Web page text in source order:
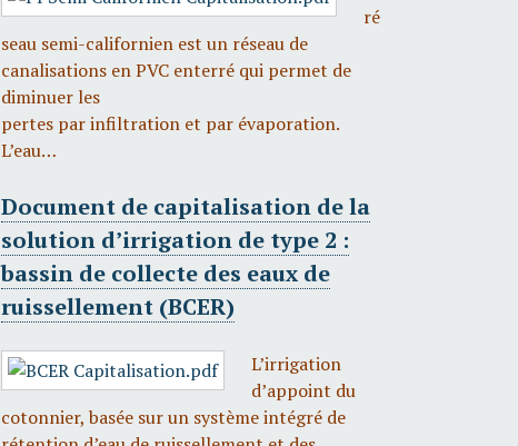
ré
seau semi-californien est un réseau de
canalisations en PVC enterré qui permet de
diminuer les
pertes par infiltration et par évaporation.
L’eau…
Document de capitalisation de la
solution d’irrigation de type 2 :
bassin de collecte des eaux de
ruissellement (BCER)
L’irrigation
d’appoint du
cotonnier, basée sur un système intégré de